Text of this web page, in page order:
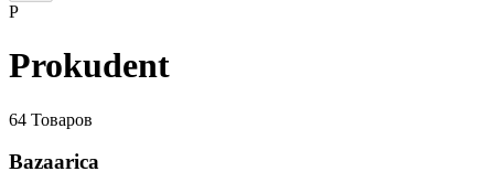
P
Prokudent
64 Товаров
Bazaarica